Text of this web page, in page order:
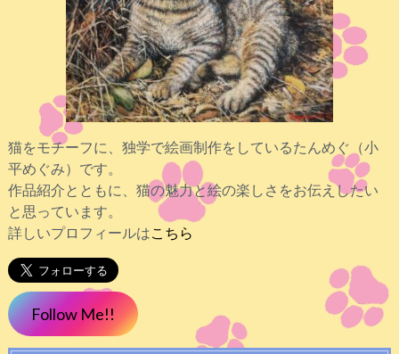
猫をモチーフに、独学で絵画制作をしているたんめぐ（小
平めぐみ）です。
作品紹介とともに、猫の魅力と絵の楽しさをお伝えしたい
と思っています。
詳しいプロフィールはこちら
Follow Me!!